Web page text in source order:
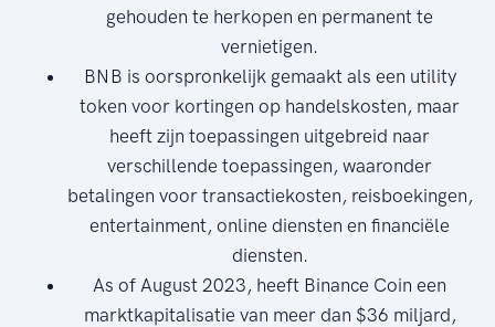
gehouden te herkopen en permanent te
vernietigen.
BNB is oorspronkelijk gemaakt als een utility
token voor kortingen op handelskosten, maar
heeft zijn toepassingen uitgebreid naar
verschillende toepassingen, waaronder
betalingen voor transactiekosten, reisboekingen,
entertainment, online diensten en financiële
diensten.
As of August 2023, heeft Binance Coin een
marktkapitalisatie van meer dan $36 miljard,